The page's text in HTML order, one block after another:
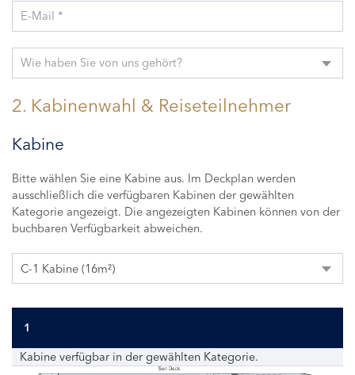
E-Mail *
Wie haben Sie von uns gehört?
2. Kabinenwahl & Reiseteilnehmer
Kabine
Bitte wählen Sie eine Kabine aus. Im Deckplan werden
ausschließlich die verfügbaren Kabinen der gewählten
Kategorie angezeigt. Die angezeigten Kabinen können von der
buchbaren Verfügbarkeit abweichen.
C-1 Kabine (16m²)
1
Kabine verfügbar in der gewählten Kategorie.